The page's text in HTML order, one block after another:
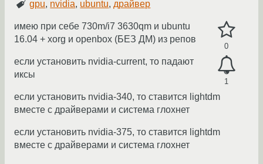
gpu, nvidia, ubuntu,драйвер
0
1
имею при себе 730m/i7 3630qm и ubuntu
16.04 + xorg и openbox (БЕЗ ДМ) из репов
если установить nvidia-current, то падают
иксы
если установить nvidia-340, то ставится lightdm
вместе с драйверами и система глохнет
если установить nvidia-375, то ставится lightdm
вместе с драйверами и система глохнет